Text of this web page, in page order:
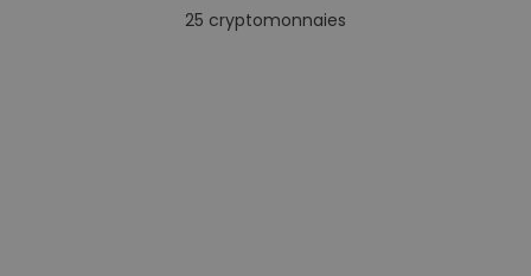
25 cryptomonnaies